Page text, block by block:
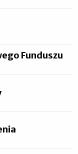
Funduszu